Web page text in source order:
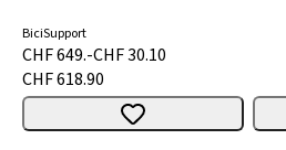
BiciSupport
CHF 649.-CHF 30.10
CHF 618.90